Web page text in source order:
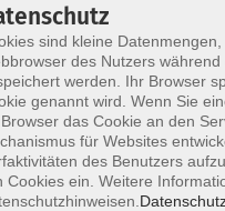
Wochentage
nur buchbare
sind kleine
des Nutzers
werden. Ihr Browser
genannt wird. Wenn Sie
das Cookie an den
für Websites
des Benutzers
Cookies ein. Weitere